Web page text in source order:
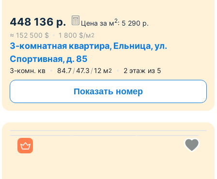
448 136 р. Цена за м2: 5 290 р.
≈ 152 500 $ 1 800 $/м2
3-комнатная квартира, Ельница, ул.
Спортивная, д. 85
3-комн. кв 84.7 47.3 12 м2 2 этаж из 5
Показать номер
Все фото